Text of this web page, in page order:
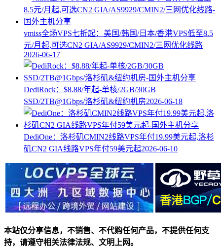
vmiss全场VPS七折起：美国/韩国/日本/香港VPS低至8.5
元/月起,可选CN2 GIA/AS9929/CMIN2/三网优化线路
2026-06-17
DediRock：$8.88/年起-单核/2GB/30GB
SSD/2TB@1Gbps/洛杉矶&纽约机房2026-06-18
DediOne：洛杉矶CMIN2线路VPS年付19.99美元起,洛杉
矶CN2 GIA线路VPS年付59美元起2026-06-10
本站仅分享信息，不销售、不代购任何产品，不提供任何支
持，请遵守相关法律法规、文明上网。